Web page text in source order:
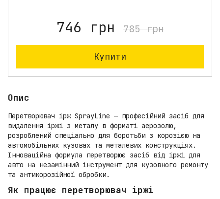
746 грн 785 грн
Купити
Опис
Перетворювач ірж SprayLine — професійний засіб для
видалення іржі з металу в форматі аерозолю,
розроблений спеціально для боротьби з корозією на
автомобільних кузовах та металевих конструкціях.
Інноваційна формула перетворює засіб від іржі для
авто на незамінний інструмент для кузовного ремонту
та антикорозійної обробки.
Як працює перетворювач іржі